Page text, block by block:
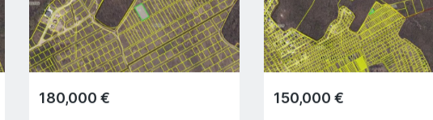
Descriere
180,000 € 150,000 €